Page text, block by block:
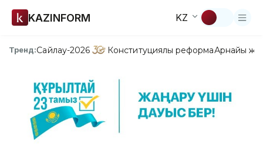
KAZINFORM KZ
Тренд:Сайлау-2026 Конституциялық реформаАрнайы